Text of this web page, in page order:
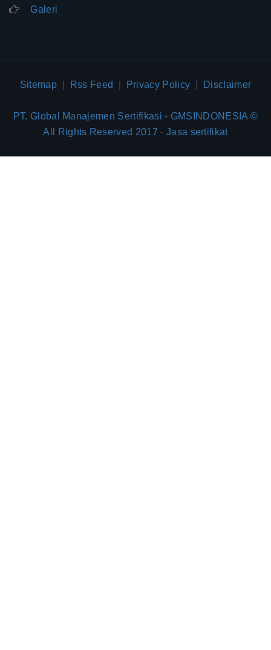
Galeri
Sitemap Rss Feed Privacy Policy Disclaimer
PT. Global Manajemen Sertifikasi - GMSINDONESIA ©
All Rights Reserved 2017 - Jasa sertifikat